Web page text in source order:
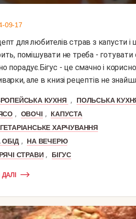
09-17
помішувати не треба -
порадує.Бігус - це смачно і
але в книзі рецептів не
КУХНЯ , ПОЛЬСЬКА
, ОВОЧІ ,
КАПУСТА
ХАРЧУВАННЯ
ОБІД ,
НА ВЕЧЕРЮ
СТРАВИ , БІГУС